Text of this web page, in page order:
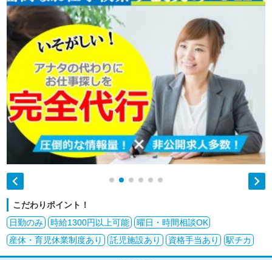
 
こだわりポイント！
日勤のみ
時給1300円以上可能
曜日・時間相談OK
産休・育児休業制度あり
託児施設あり 資格手当あり 駅チカ